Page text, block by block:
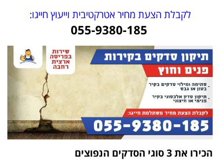
לקבלת הצעת מחיר אטרקטיבית וייעוץ חייגו:
055-9380-185
הכירו את 3 סוגי הסדקים הנפוצים